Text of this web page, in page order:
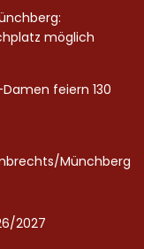
möglich
feiern 130
Münchberg
2027